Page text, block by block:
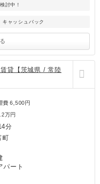
討中！
キャッシュバック
貸【茨城県 / 常陸
費 6,500円
万円
分
町
パート